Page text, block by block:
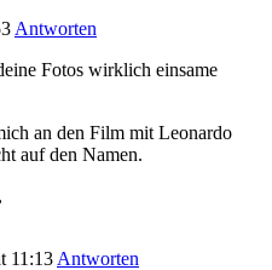
Antworten
Fotos wirklich einsame
an den Film mit Leonardo
auf den Namen.
11:13 Antworten